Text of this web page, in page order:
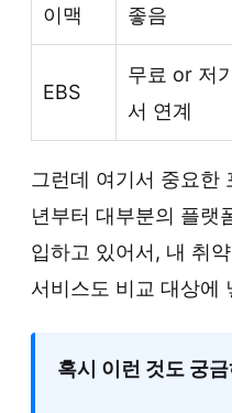
이맥
좋음
EBS
무료 or 저
서 연계
그런데 여기서 중요한
년부터 대부분의 플랫
입하고 있어서, 내 취
서비스도 비교 대상에
혹시 이런 것도 궁